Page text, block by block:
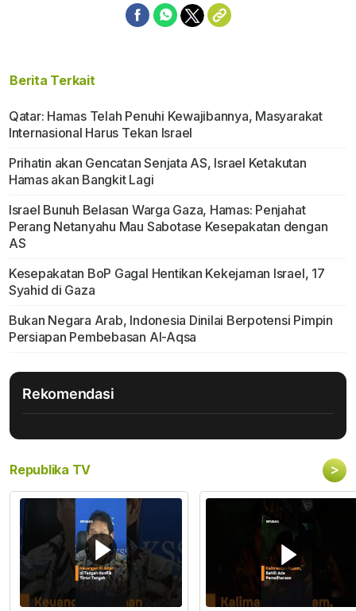
Berita Terkait
Qatar: Hamas Telah Penuhi Kewajibannya, Masyarakat
Internasional Harus Tekan Israel
Prihatin akan Gencatan Senjata AS, Israel Ketakutan
Hamas akan Bangkit Lagi
Israel Bunuh Belasan Warga Gaza, Hamas: Penjahat
Perang Netanyahu Mau Sabotase Kesepakatan dengan
AS
Kesepakatan BoP Gagal Hentikan Kekejaman Israel, 17
Syahid di Gaza
Bukan Negara Arab, Indonesia Dinilai Berpotensi Pimpin
Persiapan Pembebasan Al-Aqsa
Rekomendasi
Republika TV >